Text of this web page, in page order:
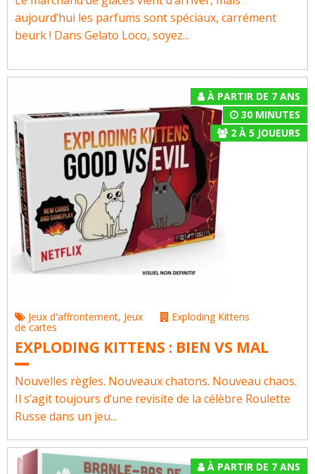
aujourd’hui les parfums sont spéciaux, carrément
beurk ! Dans Gelato Loco, soyez...
À PARTIR DE 7 ANS
30 MINUTES
2À 5 JOUEURS
Jeux d'affrontement, Jeux
de cartes
Exploding Kittens
EXPLODING KITTENS : BIEN VS MAL
Nouvelles règles. Nouveaux chatons. Nouveau chaos.
Il s’agit toujours d’une revisite de la célèbre Roulette
Russe dans un jeu...
À PARTIR DE 7 ANS